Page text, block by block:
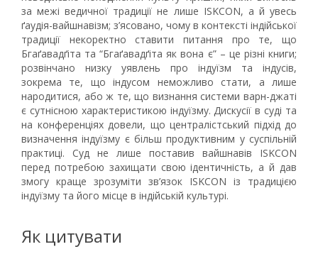
за межі ведичної традиції не лише ISKCON, а й увесь
ґаудія-вайшнавізм; з’ясовано, чому в контексті індійської
традиції некоректно ставити питання про те, що
Бгаґавадґіта та “Бгаґавадґіта як вона є” – це різні книги;
розвінчано низку уявлень про індуїзм та індусів,
зокрема те, що індусом неможливо стати, а лише
народитися, або ж те, що визнання системи варн-джаті
є сутнісною характеристикою індуїзму. Дискусії в суді та
на конференціях довели, що централістський підхід до
визначення індуїзму є більш продуктивним у суспільній
практиці. Суд не лише поставив вайшнавів ISKCON
перед потребою захищати свою ідентичність, а й дав
змогу краще зрозуміти зв’язок ISKCON із традицією
індуїзму та його місце в індійській культурі.
Як цитувати